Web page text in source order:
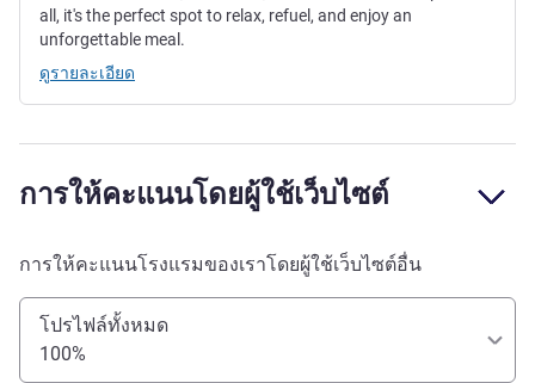
all, it's the perfect spot to relax, refuel, and enjoy an
unforgettable meal.
ดูรายละเอียด
การให้คะแนนโดยผู้ใช้เว็บไซต์
การให้คะแนนโรงแรมของเราโดยผู้ใช้เว็บไซต์อื่น
โปรไฟล์ทั้งหมด
100%